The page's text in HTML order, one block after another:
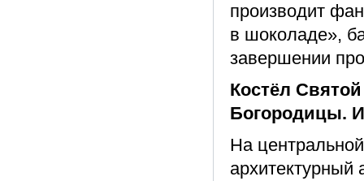
производит
в шоколаде»,
завершении
Костёл
Богородицы.
На
архитектурный